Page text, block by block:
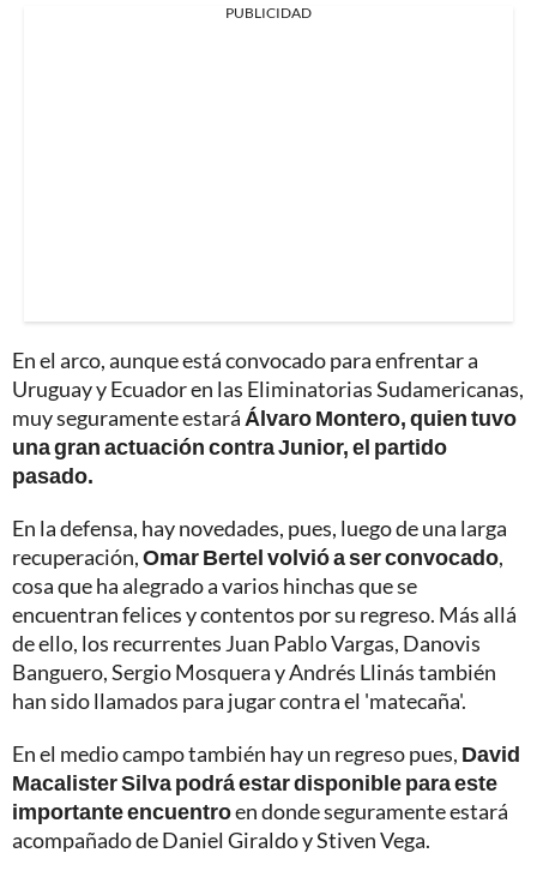
PUBLICIDAD
En el arco, aunque está convocado para enfrentar a
Uruguay y Ecuador en las Eliminatorias Sudamericanas,
muy seguramente estará Álvaro Montero, quien tuvo
una gran actuación contra Junior, el partido
pasado.
En la defensa, hay novedades, pues, luego de una larga
recuperación,Omar Bertel volvió a ser convocado,
cosa que ha alegrado a varios hinchas que se
encuentran felices y contentos por su regreso. Más allá
de ello, los recurrentes Juan Pablo Vargas, Danovis
Banguero, Sergio Mosquera y Andrés Llinás también
han sido llamados para jugar contra el 'matecaña'.
En el medio campo también hay un regreso pues, David
Macalister Silva podrá estar disponible para este
importante encuentroen donde seguramente estará
acompañado de Daniel Giraldo y Stiven Vega.